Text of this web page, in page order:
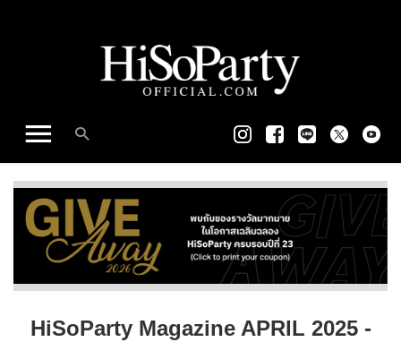
HiSoParty Magazine APRIL 2025 -